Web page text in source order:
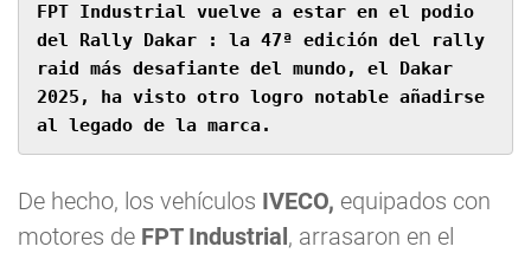
FPT Industrial vuelve a estar en el podio
del Rally Dakar : la 47ª edición del rally
raid más desafiante del mundo, el Dakar
2025, ha visto otro logro notable añadirse
al legado de la marca.
De hecho, los vehículos IVECO, equipados con
motores de FPT Industrial , arrasaron en el